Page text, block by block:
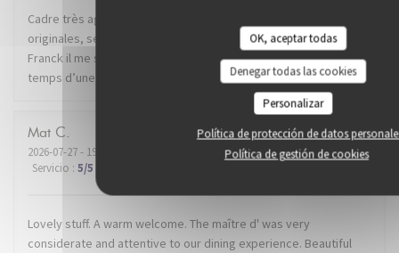
OK, aceptar todas
Denegar todas las cookies
Personalizar
Política de protección de datos
Política de gestión de cookies
Cadre très agréable dans un super quartier de Lille. Recettes
originales, service impeccable. Mention spéciale au dénommé
Franck il me semble, qui nous a conseillé et servi avec brio le
temps d’une soirée. Je recommande.
Mat C
2026-07-27- 19:30 - Invitados 2
Servicio : 5/5
Lovely stuff. A warm welcome. The maître d' was very
considerate and attentive to our dining experience. Beautiful